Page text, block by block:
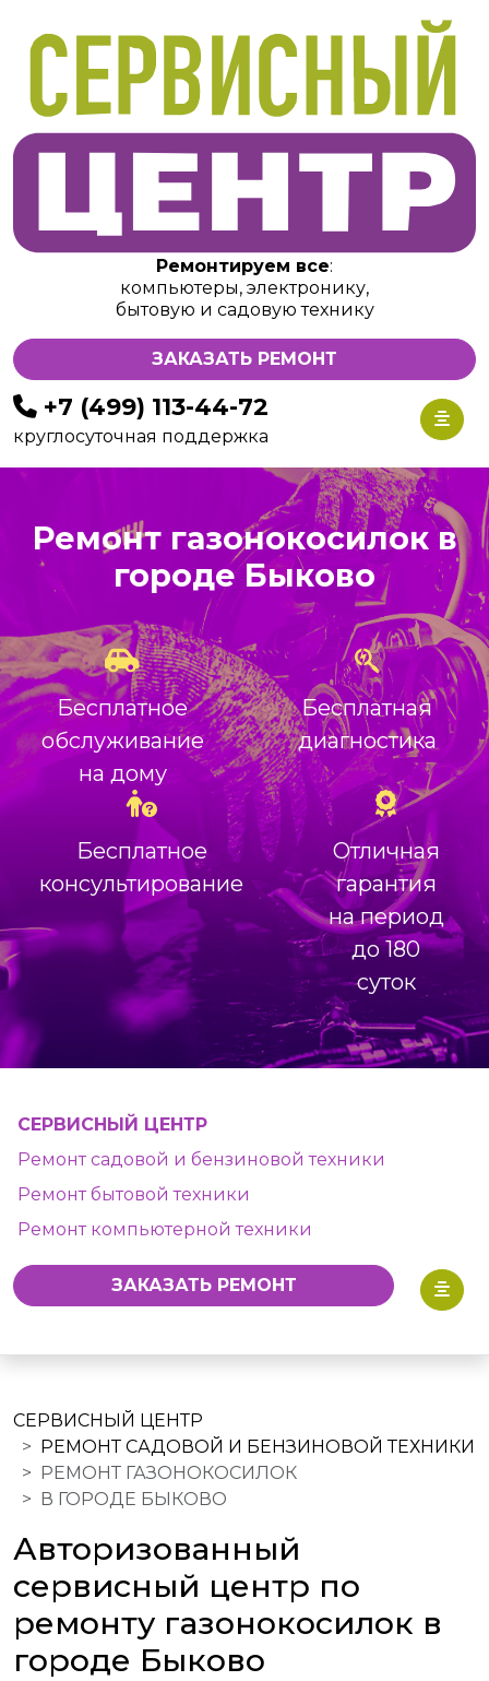
Ремонтируем все:
компьютеры, электронику,
бытовую и садовую технику
ЗАКАЗАТЬ РЕМОНТ
+7 (499) 113-44-72
круглосуточная поддержка
Ремонт газонокосилок в
городе Быково
Бесплатное
обслуживание
на дому
Бесплатная
диагностика
Бесплатное
консультирование
Отличная
гарантия
на период
до 180
суток
СЕРВИСНЫЙ ЦЕНТР
Ремонт садовой и бензиновой техники
Ремонт бытовой техники
Ремонт компьютерной техники
ЗАКАЗАТЬ РЕМОНТ
СЕРВИСНЫЙ ЦЕНТР
РЕМОНТ САДОВОЙ И БЕНЗИНОВОЙ ТЕХНИКИ
РЕМОНТ ГАЗОНОКОСИЛОК
В ГОРОДЕ БЫКОВО
Авторизованный
сервисный центр по
ремонту газонокосилок в
городе Быково